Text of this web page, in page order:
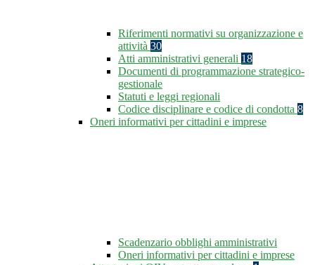
Riferimenti normativi su organizzazione e
attività 30
Atti amministrativi generali 18
Documenti di programmazione strategico-
gestionale
Statuti e leggi regionali
Codice disciplinare e codice di condotta 8
Oneri informativi per cittadini e imprese
Scadenzario obblighi amministrativi
Oneri informativi per cittadini e imprese